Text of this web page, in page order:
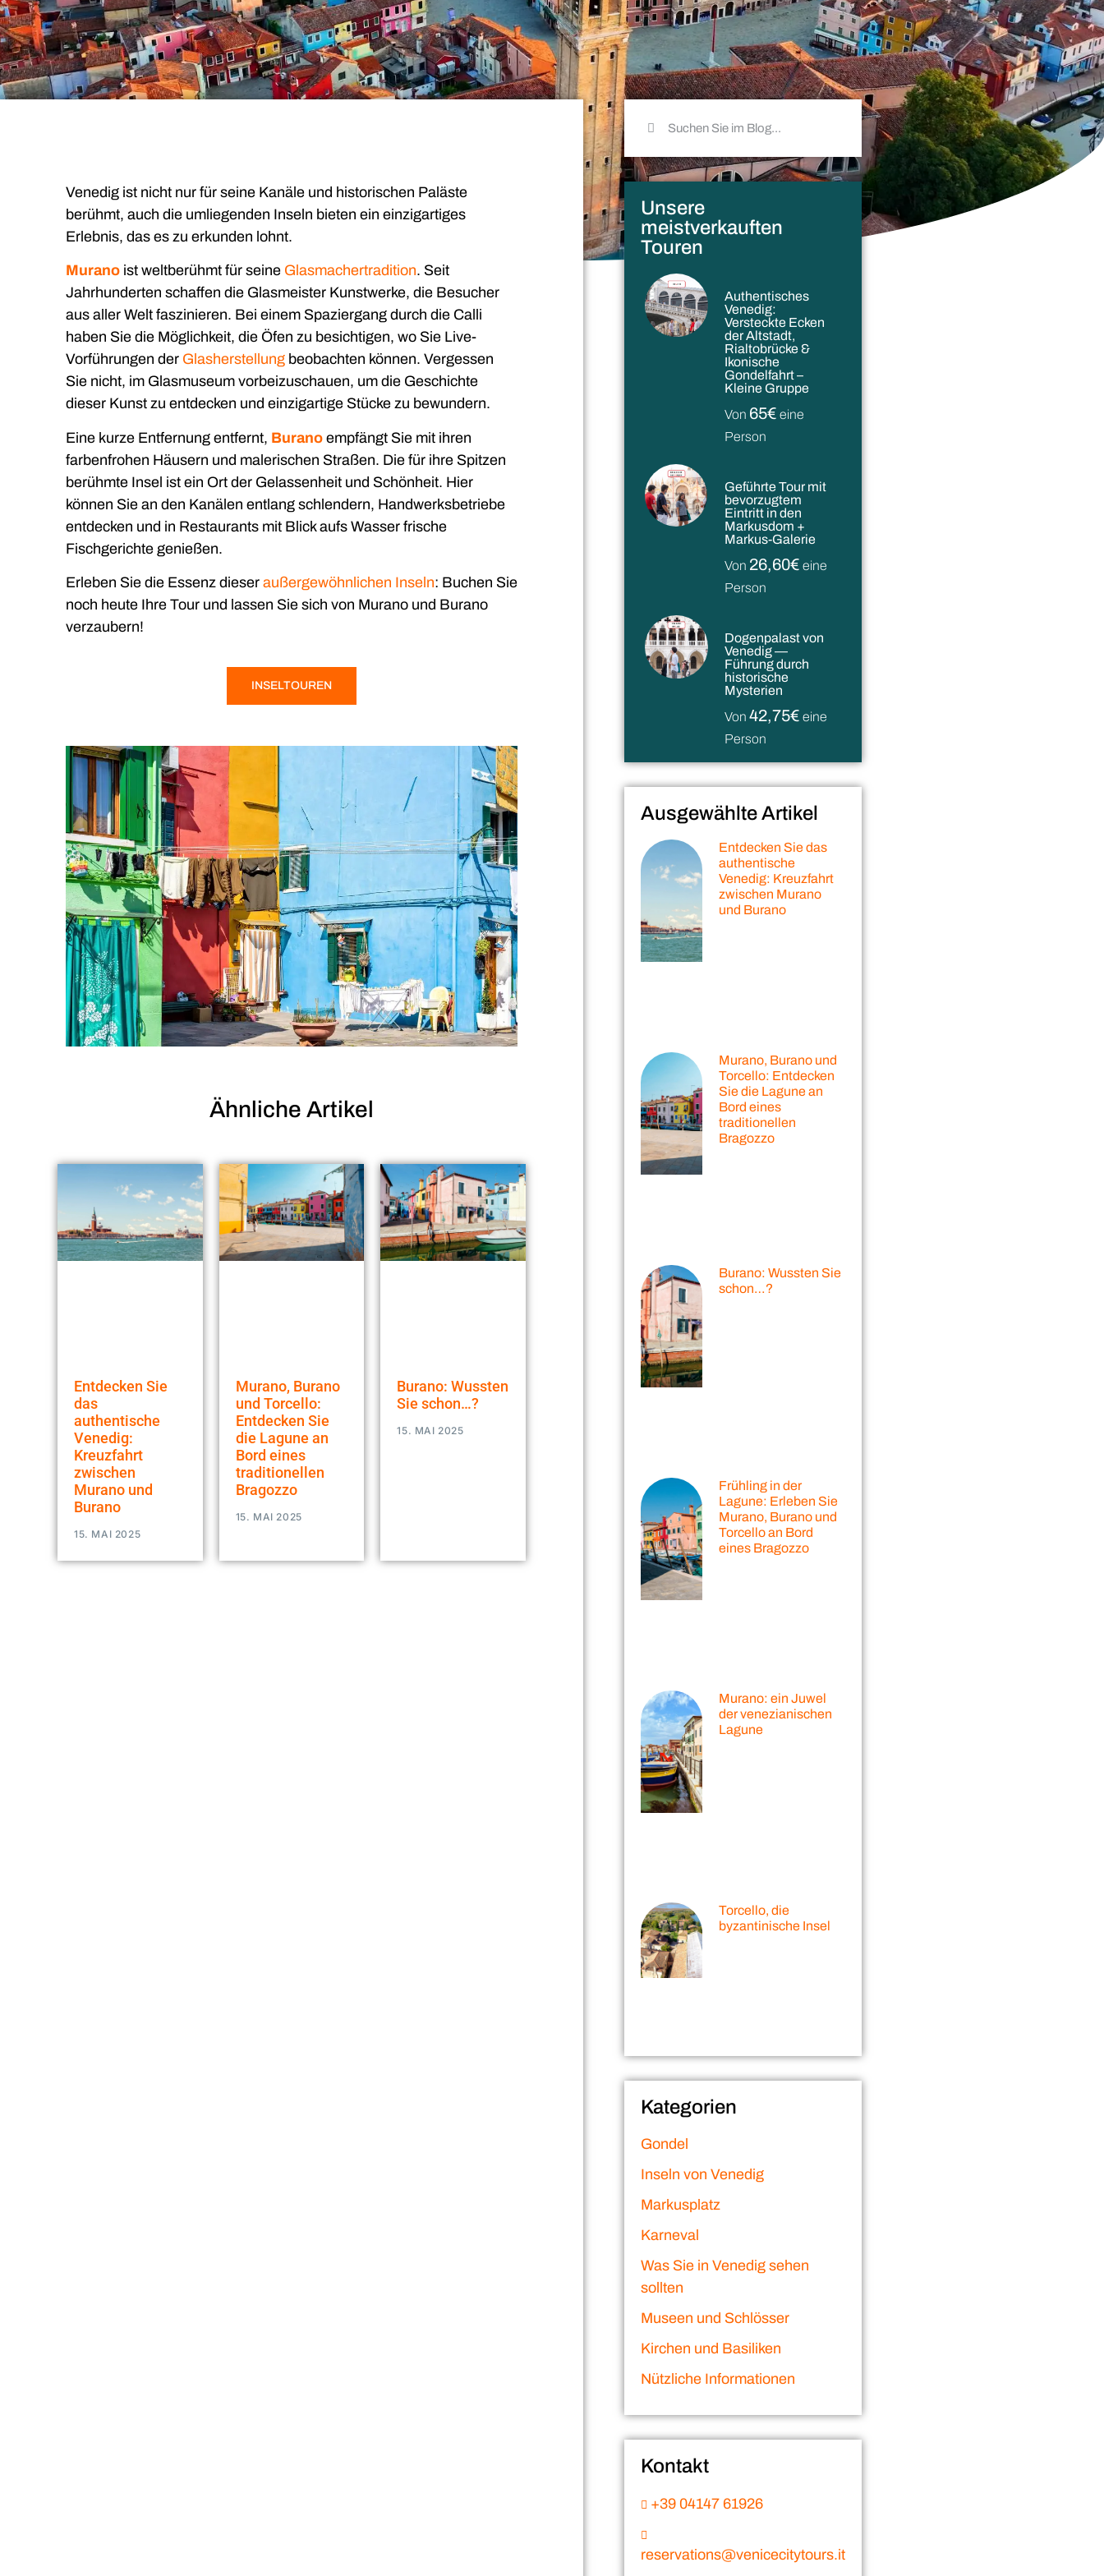
Venedig ist nicht nur für seine Kanäle und historischen Paläste
berühmt, auch die umliegenden Inseln bieten ein einzigartiges
Erlebnis, das es zu erkunden lohnt.
Murano ist weltberühmt für seine Glasmachertradition. Seit
Jahrhunderten schaffen die Glasmeister Kunstwerke, die Besucher
aus aller Welt faszinieren. Bei einem Spaziergang durch die Calli
haben Sie die Möglichkeit, die Öfen zu besichtigen, wo Sie Live-
Vorführungen der Glasherstellung beobachten können. Vergessen
Sie nicht, im Glasmuseum vorbeizuschauen, um die Geschichte
dieser Kunst zu entdecken und einzigartige Stücke zu bewundern.
Eine kurze Entfernung entfernt, Burano empfängt Sie mit ihren
farbenfrohen Häusern und malerischen Straßen. Die für ihre Spitzen
berühmte Insel ist ein Ort der Gelassenheit und Schönheit. Hier
können Sie an den Kanälen entlang schlendern, Handwerksbetriebe
entdecken und in Restaurants mit Blick aufs Wasser frische
Fischgerichte genießen.
Erleben Sie die Essenz dieser außergewöhnlichen Inseln: Buchen Sie
noch heute Ihre Tour und lassen Sie sich von Murano und Burano
verzaubern!
INSELTOUREN
Ähnliche Artikel
Entdecken Sie
das
authentische
Venedig:
Kreuzfahrt
zwischen
Murano und
Burano
15. MAI 2025
Murano, Burano
und Torcello:
Entdecken Sie
die Lagune an
Bord eines
traditionellen
Bragozzo
15. MAI 2025
Burano: Wussten
Sie schon…?
15. MAI 2025
Unsere
meistverkauften
Touren
Authentisches
Venedig:
Versteckte Ecken
der Altstadt,
Rialtobrücke &
Ikonische
Gondelfahrt –
Kleine Gruppe
Von 65€ eine
Person
Geführte Tour mit
bevorzugtem
Eintritt in den
Markusdom +
Markus-Galerie
Von 26,60€ eine
Person
Dogenpalast von
Venedig —
Führung durch
historische
Mysterien
Von42,75€ eine
Person
Ausgewählte Artikel
Entdecken Sie das
authentische
Venedig: Kreuzfahrt
zwischen Murano
und Burano
Murano, Burano und
Torcello: Entdecken
Sie die Lagune an
Bord eines
traditionellen
Bragozzo
Burano: Wussten Sie
schon…?
Frühling in der
Lagune: Erleben Sie
Murano, Burano und
Torcello an Bord
eines Bragozzo
Murano: ein Juwel
der venezianischen
Lagune
Torcello, die
byzantinische Insel
Kategorien
Gondel
Inseln von Venedig
Markusplatz
Karneval
Was Sie in Venedig sehen
sollten
Museen und Schlösser
Kirchen und Basiliken
Nützliche Informationen
Kontakt
+39 04147 61926
reservations@venicecitytours.it